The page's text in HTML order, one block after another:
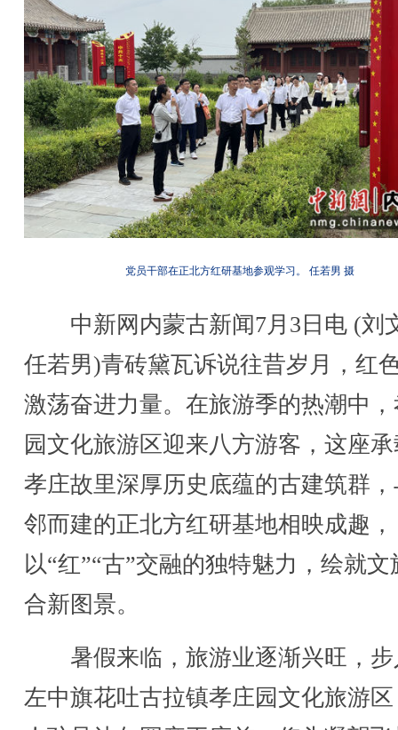
党员干部在正北方红研基地参观学习。 任若男 摄
中新网内蒙古新闻7月3日电 (刘
任若男)青砖黛瓦诉说往昔岁月，红
激荡奋进力量。在旅游季的热潮中
园文化旅游区迎来八方游客，这座
孝庄故里深厚历史底蕴的古建筑群
邻而建的正北方红研基地相映成趣，
以“红”“古”交融的独特魅力，绘就文
合新图景。
暑假来临，旅游业逐渐兴旺，步
左中旗花吐古拉镇孝庄园文化旅游